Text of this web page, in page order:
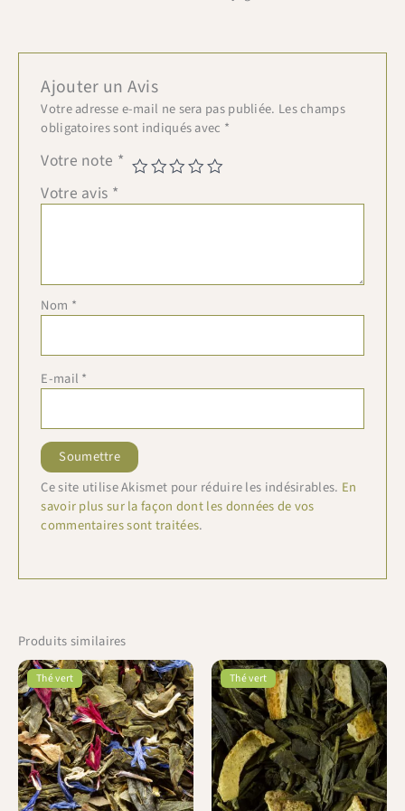
Ajouter un Avis
Votre adresse e-mail ne sera pas publiée. Les champs
obligatoires sont indiqués avec *
Votre note *
Votre avis *
Nom *
E-mail *
Ce site utilise Akismet pour réduire les indésirables. En
savoir plus sur la façon dont les données de vos
commentaires sont traitées.
Produits similaires
Thé vert Thé vert